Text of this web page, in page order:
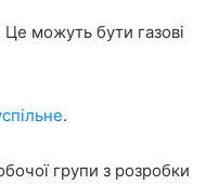
Це можуть бути газові
.
групи з розробки